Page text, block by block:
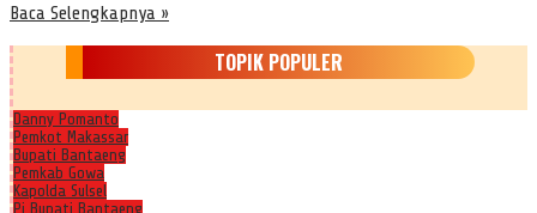
Baca Selengkapnya »
TOPIK POPULER
Danny Pomanto
Pemkot Makassar
Bupati Bantaeng
Pemkab Gowa
Kapolda Sulsel
Pj Bupati Bantaeng